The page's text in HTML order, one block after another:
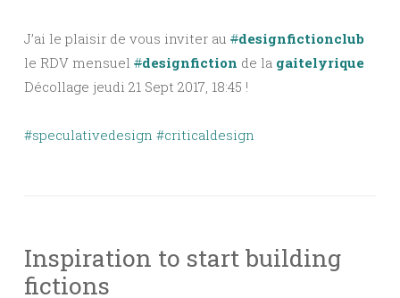
J’ai le plaisir de vous inviter au #designfictionclub
le RDV mensuel #designfiction de la gaitelyrique
Décollage jeudi 21 Sept 2017, 18:45 !
#speculativedesign #criticaldesign
Inspiration to start building
fictions